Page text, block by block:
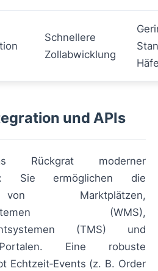
Schnellere
Zollabwicklung
und APIs
moderner
Sie ermöglichen die
Marktplätzen,
(WMS),
(TMS) und
Eine robuste
Echtzeit‑Events (z. B. Order